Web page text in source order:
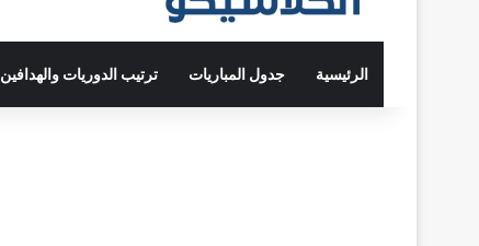
الرئيسية جدول المباريات ترتيب الدوريات والهدافين